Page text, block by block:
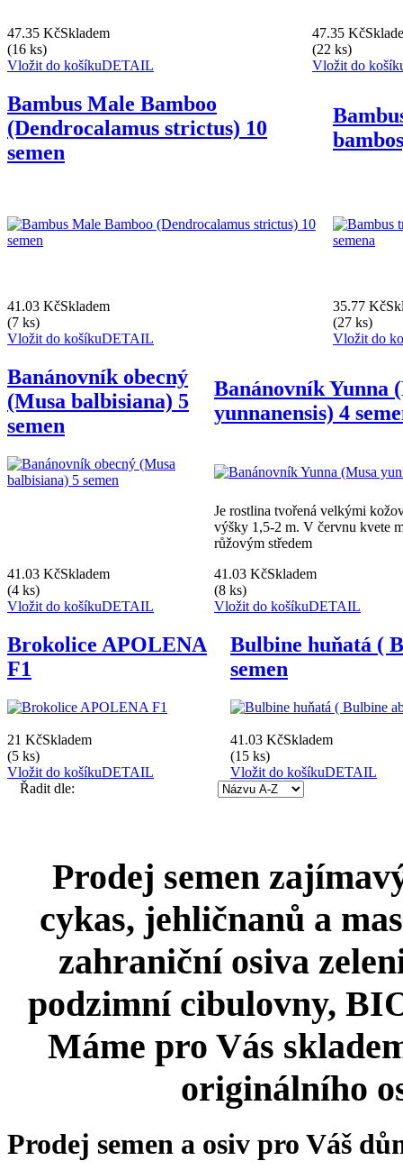
47.35 KčSkladem
(16 ks)
Vložit do košíkuDETAIL
47.35 Kč
(22 ks)
Vložit do
Bambus Male Bamboo
(Dendrocalamus strictus) 10
semen
41.03 KčSkladem
(7 ks)
Vložit do košíkuDETAIL
35.77 Kč
(27 ks)
Vložit do
Banánovník obecný
(Musa balbisiana) 5
semen
Banánovník Yunna
yunnanensis) 4
Je rostlina tvořená velkými
výšky 1,5-2 m. V červnu kvete
růžovým středem
41.03 KčSkladem
(4 ks)
Vložit do košíkuDETAIL
41.03 KčSkladem
(8 ks)
Vložit do košíkuDETAIL
Brokolice APOLENA
F1
Bulbine huňatá (
semen
21 KčSkladem
(5 ks)
Vložit do košíkuDETAIL
41.03 KčSkladem
(15 ks)
Vložit do košíkuDETAIL
Řadit dle:
Prodej semen
cykas, jehličnanů a
zahraniční osiva
podzimní cibulovny,
Máme pro Vás
originálního
Prodej semen a osiv pro Váš